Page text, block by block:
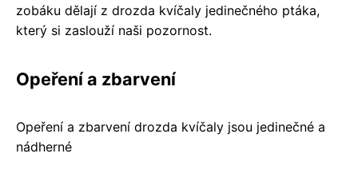
zobáku dělají z drozda kvíčaly jedinečného ptáka,
který si zaslouží naši pozornost.
Opeření a zbarvení
Opeření a zbarvení drozda kvíčaly jsou jedinečné a
nádherné